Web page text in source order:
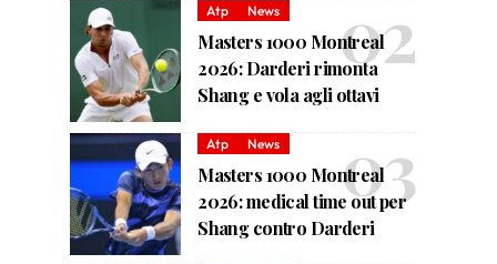
Atp News
Masters 1000 Montreal
2026: Darderi rimonta
Shang e vola agli ottavi
Atp News
Masters 1000 Montreal
2026: medical time out per
Shang contro Darderi